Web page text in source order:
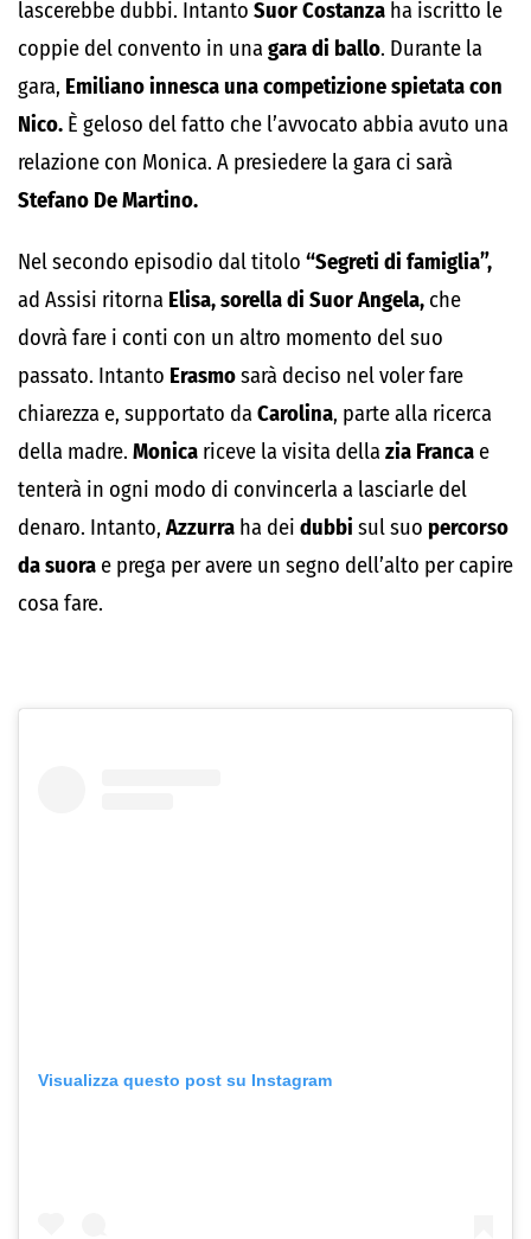
lascerebbe dubbi. Intanto Suor Costanza ha iscritto le
coppie del convento in una gara di ballo. Durante la
gara, Emiliano innesca una competizione spietata con
Nico. È geloso del fatto che l’avvocato abbia avuto una
relazione con Monica. A presiedere la gara ci sarà
Stefano De Martino.
Nel secondo episodio dal titolo “Segreti di famiglia”,
ad Assisi ritorna Elisa, sorella di Suor Angela, che
dovrà fare i conti con un altro momento del suo
passato. Intanto Erasmosarà deciso nel voler fare
chiarezza e, supportato da Carolina, parte alla ricerca
della madre. Monica riceve la visita della zia Franca e
tenterà in ogni modo di convincerla a lasciarle del
denaro. Intanto, Azzurra ha dei dubbi sul suo percorso
da suora e prega per avere un segno dell’alto per capire
cosa fare.
Visualizza questo post su Instagram